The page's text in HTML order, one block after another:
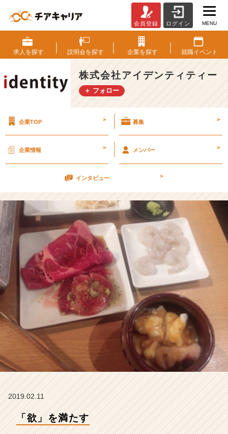
を
満
た
す
【株
式
イ
テ
ィ
ィ
ー
の
タ
イ
ム
ラ
イ
ン】
|
ベ
ン
チ
ャ
成
長
ら
ス
会員登録 ログイン MENU
求人を探す 説明会を探す 企業を探す 就職イベント
株式会社アイデンティティー
＋ フォロー
企業TOP > 募集 >
企業情報 > メンバー >
インタビュー >
2019.02.11
「欲」を満たす